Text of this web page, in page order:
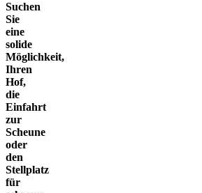
Suchen
Sie
eine
solide
Möglichkeit,
Ihren
Hof,
die
Einfahrt
zur
Scheune
oder
den
Stellplatz
für